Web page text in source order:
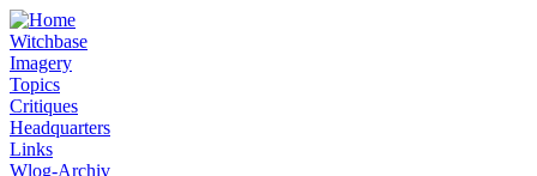
Witchbase
Imagery
Topics
Critiques
Headquarters
Links
Wlog-Archiv